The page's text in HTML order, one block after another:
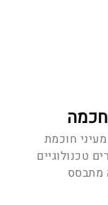
חוכמת
טכנולוגיים
מתבסס